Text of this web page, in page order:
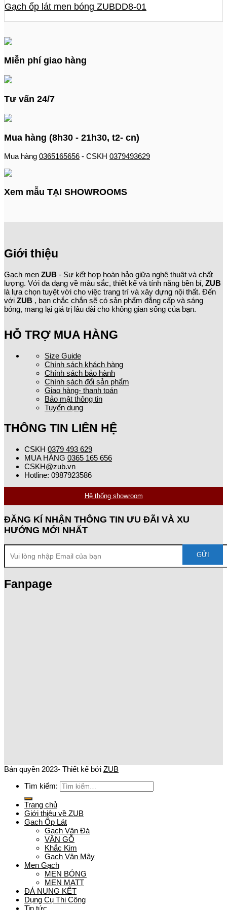
Gạch ốp lát men bóng ZUBDD8-01
Miễn phí giao hàng
Tư vấn 24/7
Mua hàng (8h30 - 21h30, t2- cn)
Mua hàng 0365165656 - CSKH 0379493629
Xem mẫu TẠI SHOWROOMS
Giới thiệu
Gạch men ZUB - Sự kết hợp hoàn hảo giữa nghệ thuật và chất
lượng. Với đa dạng về màu sắc, thiết kế và tính năng bền bỉ, ZUB
là lựa chọn tuyệt vời cho việc trang trí và xây dựng nội thất. Đến
với ZUB , bạn chắc chắn sẽ có sản phẩm đẳng cấp và sáng
bóng, mang lại giá trị lâu dài cho không gian sống của bạn.
HỖ TRỢ MUA HÀNG
Size Guide
Chính sách khách hàng
Chính sách bảo hành
Chính sách đổi sản phẩm
Giao hàng- thanh toán
Bảo mật thông tin
Tuyển dụng
THÔNG TIN LIÊN HỆ
CSKH 0379 493 629
MUA HÀNG 0365 165 656
CSKH@zub.vn
Hotline: 0987923586
Hệ thống showroom
ĐĂNG KÍ NHẬN THÔNG TIN ƯU ĐÃI VÀ XU
HƯỚNG MỚI NHẤT
Fanpage
Bản quyền 2023- Thiết kế bởi ZUB
Tìm kiếm:
Trang chủ
Giới thiệu về ZUB
Gach Ốp Lát
Gạch Vân Đá
VÂN GỖ
Khắc Kim
Gạch Vân Mây
Men Gạch
MEN BÓNG
MEN MATT
ĐÁ NUNG KẾT
Dụng Cụ Thi Công